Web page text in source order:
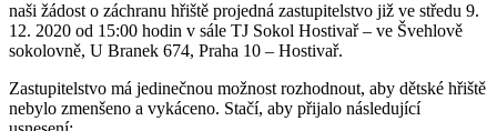
naši žádost o záchranu hřiště projedná zastupitelstvo již ve středu 9.
12. 2020 od 15:00 hodin v sále TJ Sokol Hostivař – ve Švehlově
sokolovně, U Branek 674, Praha 10 – Hostivař.
Zastupitelstvo má jedinečnou možnost rozhodnout, aby dětské hřiště
nebylo zmenšeno a vykáceno. Stačí, aby přijalo následující